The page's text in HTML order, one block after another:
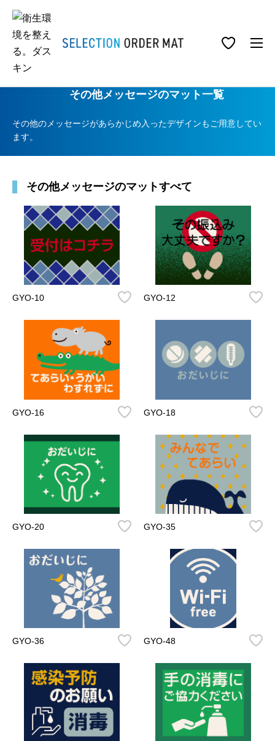
ホーム 事業所用衛生商品
その他メッセージのマット一覧
その他メッセージのマット一覧
その他のメッセージがあらかじめ入ったデザインもご用意してい
ます。
その他メッセージのマットすべて
GYO-10 GYO-12
GYO-16 GYO-18
GYO-20 GYO-35
GYO-36 GYO-48